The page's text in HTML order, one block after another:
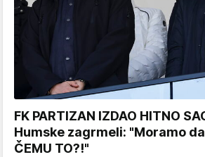
FK PARTIZAN IZDAO HITNO
Humske zagrmeli: "Moramo
ČEMU TO?!"